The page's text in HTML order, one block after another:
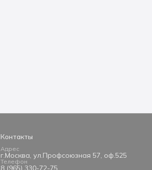
Контакты
Адрес
г.Москва, ул.Профсоюзная 57, оф.525
Телефон
8 (965) 330-72-75